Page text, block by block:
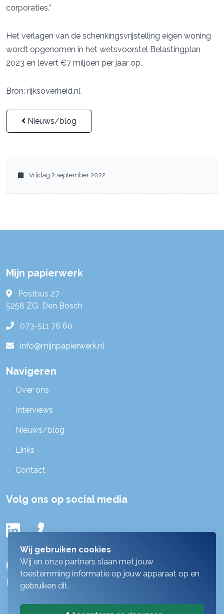
corporaties.”
Het verlagen van de schenkingsvrijstelling eigen woning
wordt opgenomen in het wetsvoorstel Belastingplan
2023 en levert €7 miljoen per jaar op.
Bron: rijksoverheid.nl
Nieuws/blog
Vrijdag 2 september 2022
Mijn papierwerk
Postbus 27
5258 ZG Den Bosch
073-511 76 60
info@mijnpapierwerk.nl
Navigeren
Over ons
Interviews
Nieuws/blog
Links
Contact
Volg ons op social media
Privacy-statement
By
MediaPresentaties
Wij gebruiken cookies
Wij en onze partners slaan met jouw
toestemming informatie op jouw apparaat op en
gebruiken dit.